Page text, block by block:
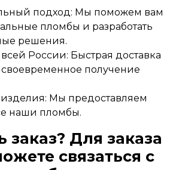
подход: Мы поможем вам
пломбы и разработать
решения.
России: Быстрая доставка
получение
изделия: Мы предоставляем
наши пломбы.
заказ? Для заказа
связаться с